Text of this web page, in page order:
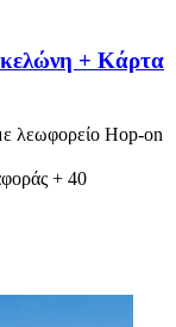
+ Κάρτα
λεωφορείο Hop-on
+ 40